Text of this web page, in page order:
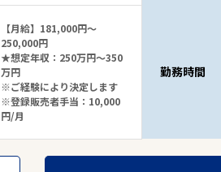
【月給】181,000円～
250,000円
★想定年収：250万円～350
万円
※ご経験により決定します
※登録販売者手当：10,000
円/月
勤務時間